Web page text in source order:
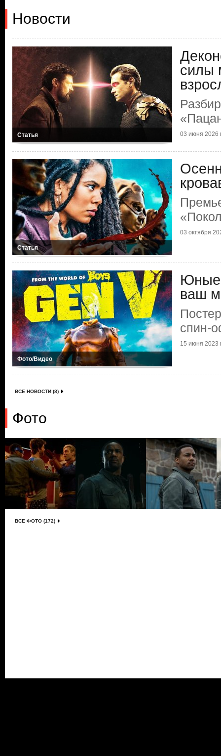
Новости
Статья
силы
03 июня 2026
Статья
03 октября
Фото/Видео
Юные
ваш
спин-
15 июня 2023
ВСЕ НОВОСТИ (8)
Фото
ВСЕ ФОТО (172)